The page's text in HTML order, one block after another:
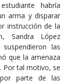
habría
arma y disparar
instrucción de la
Sandra López
las
que la amenaza
Por tal motivo, se
parte de las